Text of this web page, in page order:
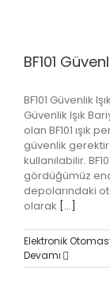
BF101
BF101 Güvenlik
Güvenlik Işık
olan BF101
güvenlik
kullanılabilir.
gördüğümüz
depolarındaki
olarak [...]
Elektronik
Devamı